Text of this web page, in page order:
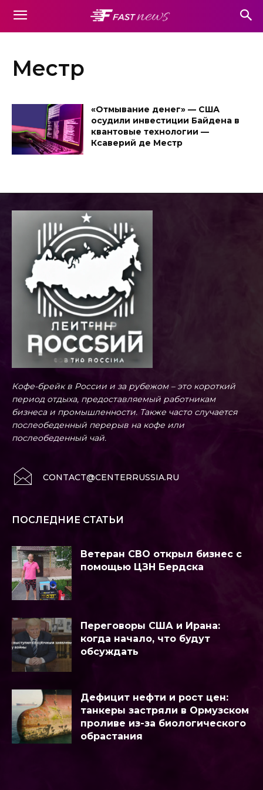
Местр
«Отмывание денег» — США
осудили инвестиции Байдена в
квантовые технологии —
Ксаверий де Местр
Кофе-брейк в России и за рубежом – это короткий
период отдыха, предоставляемый работникам
бизнеса и промышленности. Также часто случается
послеобеденный перерыв на кофе или
послеобеденный чай.
CONTACT@CENTERRUSSIA.RU
ПОСЛЕДНИЕ СТАТЬИ
Ветеран СВО открыл бизнес с
помощью ЦЗН Бердска
Переговоры США и Ирана:
когда начало, что будут
обсуждать
Дефицит нефти и рост цен:
танкеры застряли в Ормузском
проливе из-за биологического
обрастания